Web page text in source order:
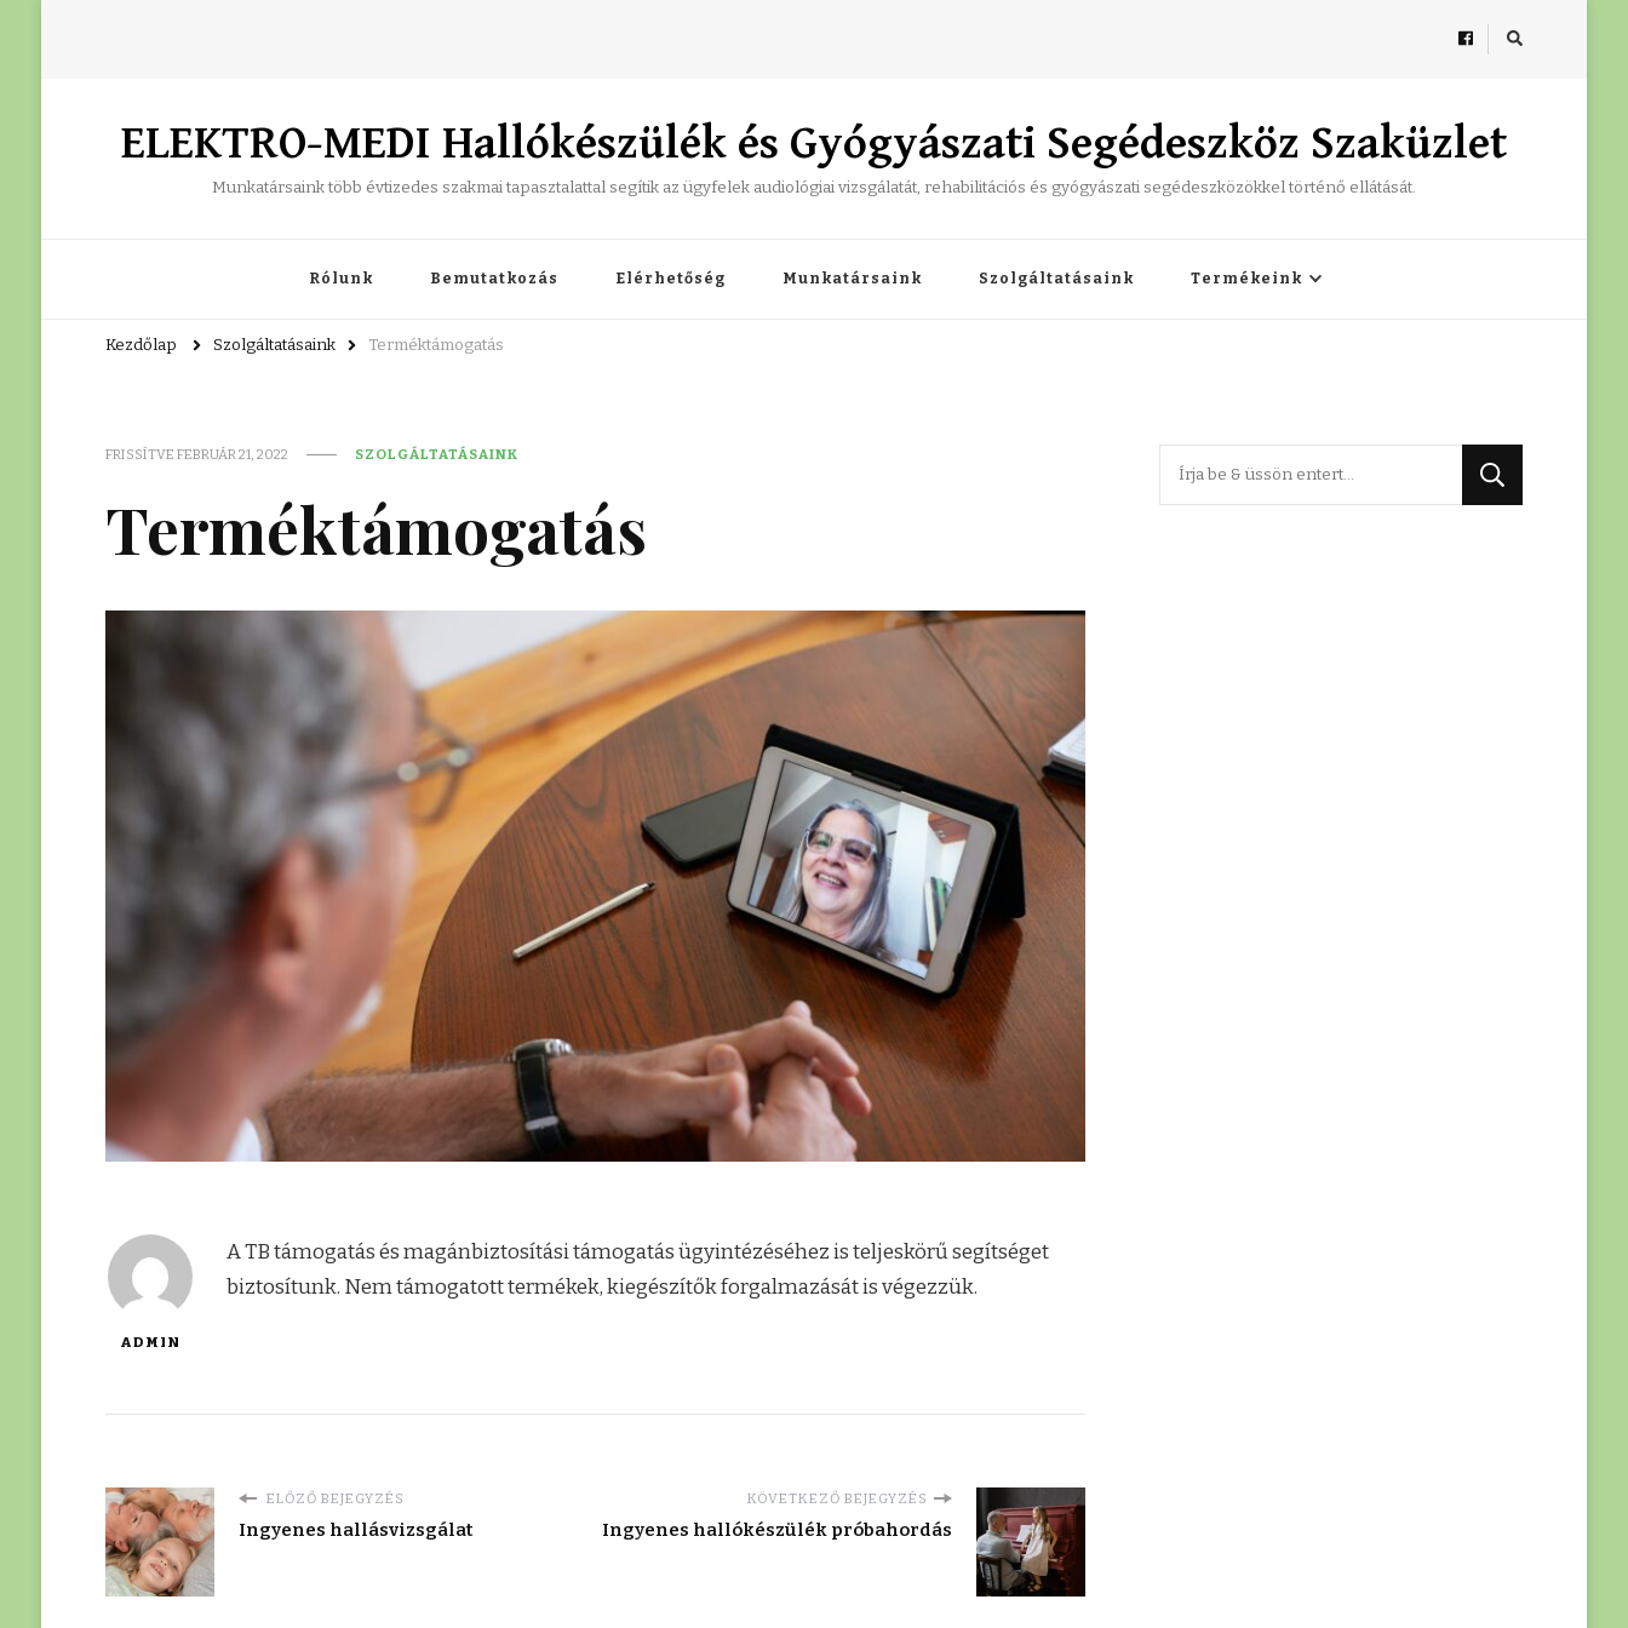
ELEKTRO-MEDI Hallókészülék és Gyógyászati Segédeszköz Szaküzlet
Munkatársaink több évtizedes szakmai tapasztalattal segítik az ügyfelek audiológiai vizsgálatát, rehabilitációs és gyógyászati segédeszközökkel történő ellátását.
Rólunk Bemutatkozás Elérhetőség Munkatársaink Szolgáltatásaink Termékeink
Kezdőlap Szolgáltatásaink Terméktámogatás
FRISSÍTVE FEBRUÁR 21, 2022 SZOLGÁLTATÁSAINK
Terméktámogatás
ADMIN
A TB támogatás és magánbiztosítási támogatás ügyintézéséhez is teljeskörű segítséget
biztosítunk. Nem támogatott termékek, kiegészítők forgalmazását is végezzük.
ELŐZŐ BEJEGYZÉS
Ingyenes hallásvizsgálat
KÖVETKEZŐ BEJEGYZÉS
Ingyenes hallókészülék próbahordás
Keres